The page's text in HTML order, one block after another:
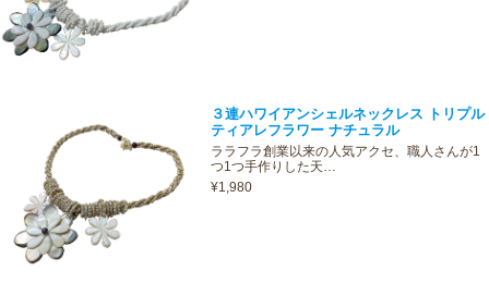
３連ハワイアンシェルネックレス トリプル
ティアレフラワー ナチュラル
ララフラ創業以来の人気アクセ、職人さんが1
つ1つ手作りした天…
¥1,980